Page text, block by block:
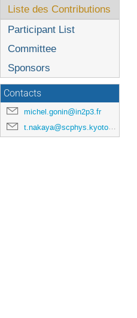
Liste des Contributions
Participant List
Committee
Sponsors
Contacts
michel.gonin@in2p3.fr
t.nakaya@scphys.kyoto-u.ac.jp